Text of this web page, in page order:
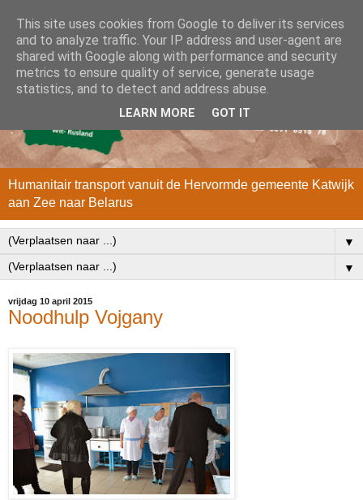
Humanitair transport vanuit de Hervormde gemeente Katwijk
aan Zee naar Belarus
▼
▼
vrijdag 10 april 2015
Noodhulp Vojgany
This site uses cookies from Google to deliver its services
and to analyze traffic. Your IP address and user-agent are
shared with Google along with performance and security
metrics to ensure quality of service, generate usage
statistics, and to detect and address abuse.
LEARN MORE GOT IT